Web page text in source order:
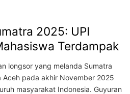
2025: UPI
Terdampak
longsor yang melanda Sumatra
Aceh pada akhir November 2025
masyarakat Indonesia. Guyuran